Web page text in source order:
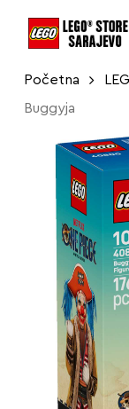
Početna
Buggyja